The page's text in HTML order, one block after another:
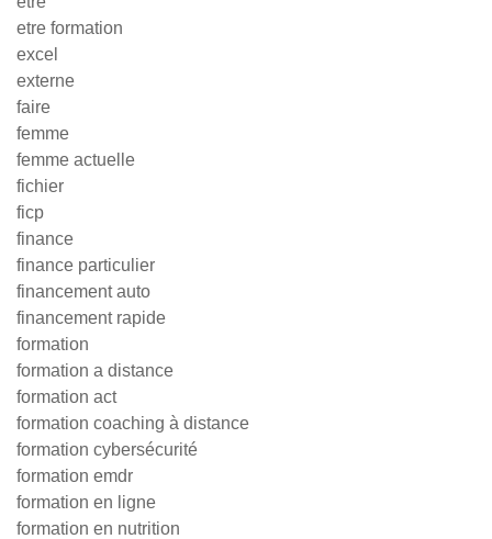
etre formation
excel
externe
faire
femme
femme actuelle
fichier
ficp
finance
finance particulier
financement auto
financement rapide
formation
formation a distance
formation act
formation coaching à distance
formation cybersécurité
formation emdr
formation en ligne
formation en nutrition